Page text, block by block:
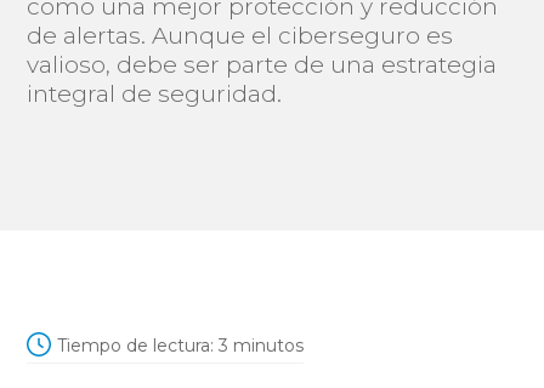
como una mejor protección y reducción
de alertas. Aunque el ciberseguro es
valioso, debe ser parte de una estrategia
integral de seguridad.
Tiempo de lectura: 3 minutos